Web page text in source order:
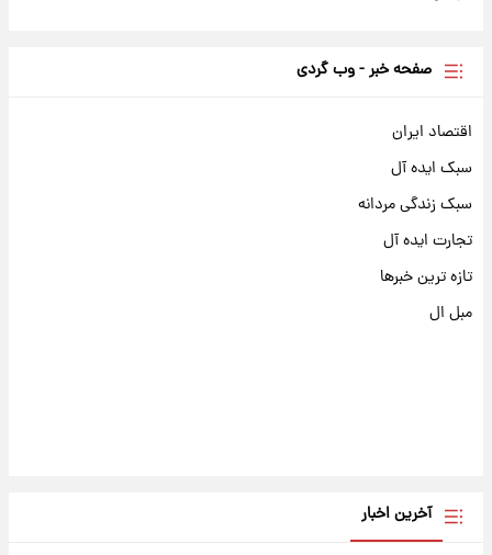
صفحه خبر - وب گردی
اقتصاد ایران
سبک ایده آل
سبک زندگی مردانه
تجارت ایده آل
تازه ترین خبرها
مبل ال
آخرین اخبار